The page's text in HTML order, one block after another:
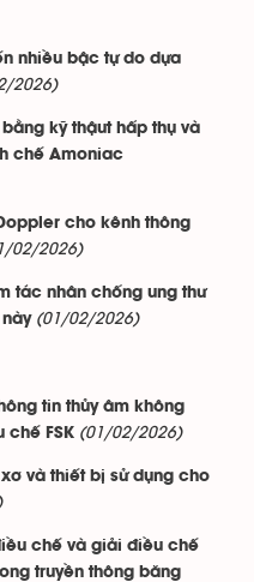
nhiều bậc tự do dựa
2026)
kỹ thậut hấp thụ và
chế Amoniac
cho kênh thông
02/2026)
tác nhân chống ung thư
(01/02/2026)
tin thủy âm không
chế FSK (01/02/2026)
và thiết bị sử dụng cho
chế và giải điều chế
truyền thông băng